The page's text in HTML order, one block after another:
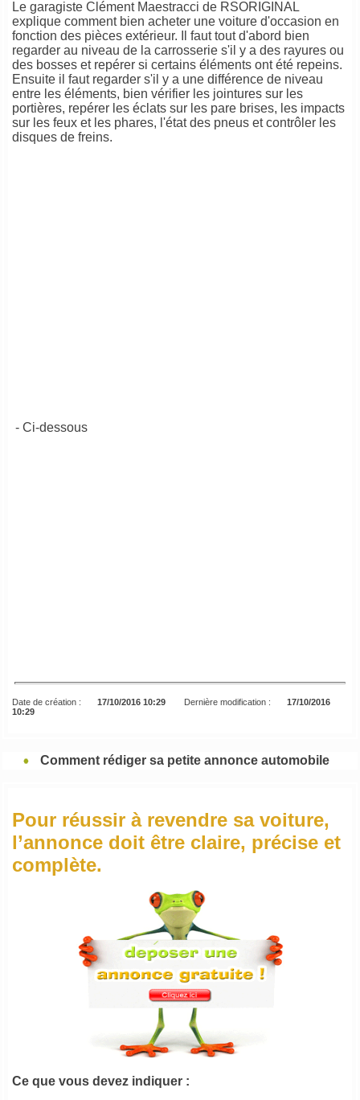
Le garagiste Clément Maestracci de RSORIGINAL
explique comment bien acheter une voiture d'occasion en
fonction des pièces extérieur. Il faut tout d'abord bien
regarder au niveau de la carrosserie s'il y a des rayures ou
des bosses et repérer si certains éléments ont été repeins.
Ensuite il faut regarder s'il y a une différence de niveau
entre les éléments, bien vérifier les jointures sur les
portières, repérer les éclats sur les pare brises, les impacts
sur les feux et les phares, l'état des pneus et contrôler les
disques de freins.
- Ci-dessous
Date de création : 17/10/2016 10:29 Dernière modification :
17/10/2016
10:29
Comment rédiger sa petite annonce automobile
Pour réussir à revendre sa voiture,
l’annonce doit être claire, précise et
complète.
Ce que vous devez indiquer :